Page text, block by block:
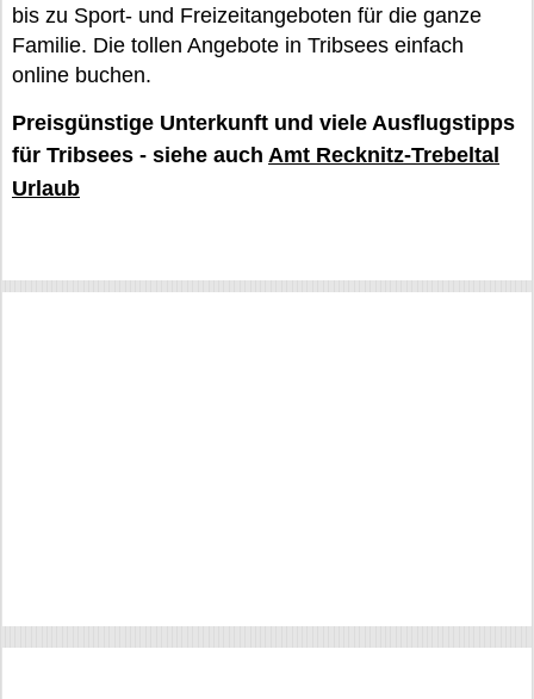
bis zu Sport- und Freizeitangeboten für die ganze
Familie. Die tollen Angebote in Tribsees einfach
online buchen.
Preisgünstige Unterkunft und viele Ausflugstipps
für Tribsees - siehe auch Amt Recknitz-Trebeltal
Urlaub